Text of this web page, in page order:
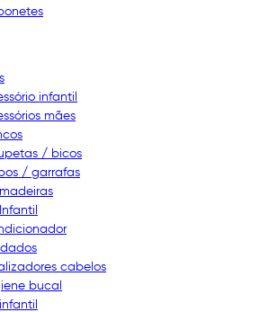
infantil
mães
/ bicos
/ garrafas
cabelos
bucal